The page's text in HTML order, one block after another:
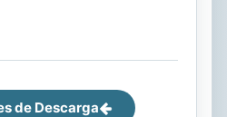
de Descarga